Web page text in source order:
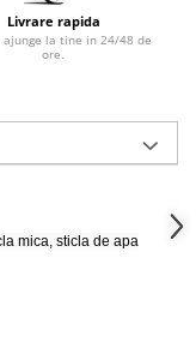
Livrare rapida
ajunge la tine in 24/48 de
ore.
mica, sticla de apa